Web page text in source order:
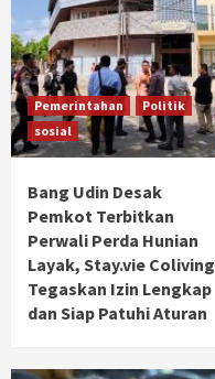
Pemerintahan
Politik
sosial
Bang Udin Desak
Pemkot Terbitkan
Perwali Perda Hunian
Layak, Stay.vie Coliving
Tegaskan Izin Lengkap
dan Siap Patuhi Aturan